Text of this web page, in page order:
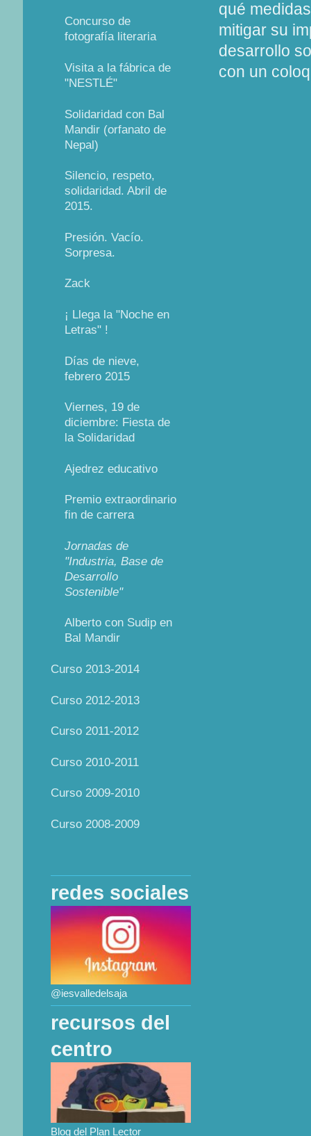
qué
mitigar su
desarrollo
con un
Concurso de
fotografía literaria
Visita a la fábrica de
"NESTLÉ"
Solidaridad con Bal
Mandir (orfanato de
Nepal)
Silencio, respeto,
solidaridad. Abril de
2015.
Presión. Vacío.
Sorpresa.
Zack
¡ Llega la "Noche en
Letras" !
Días de nieve,
febrero 2015
Viernes, 19 de
diciembre: Fiesta de
la Solidaridad
Ajedrez educativo
Premio extraordinario
fin de carrera
Jornadas de
"Industria, Base de
Desarrollo
Sostenible"
Alberto con Sudip en
Bal Mandir
Curso 2013-2014
Curso 2012-2013
Curso 2011-2012
Curso 2010-2011
Curso 2009-2010
Curso 2008-2009
redes sociales
@iesvalledelsaja
recursos del
centro
Blog del Plan Lector